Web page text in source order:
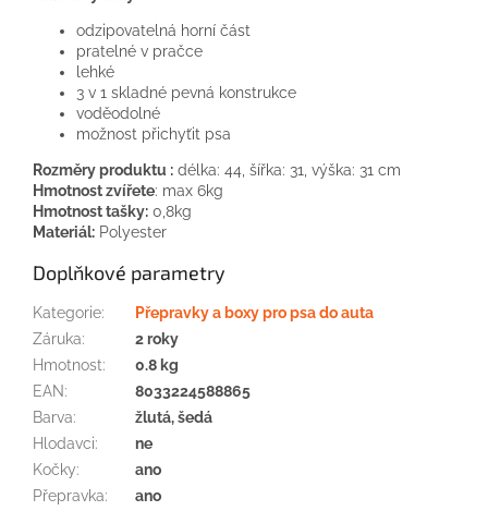
odzipovatelná horní část
pratelné v pračce
lehké
3 v 1 skladné pevná konstrukce
voděodolné
možnost přichyťit psa
Rozměry produktu : délka: 44, šířka: 31, výška: 31 cm
Hmotnost zvířete: max 6kg
Hmotnost tašky: 0,8kg
Materiál: Polyester
Doplňkové parametry
Kategorie:
Přepravky a boxy pro psa do auta
Záruka:
2 roky
Hmotnost:
0.8 kg
EAN:
8033224588865
Barva:
žlutá, šedá
Hlodavci:
ne
Kočky:
ano
Přepravka:
ano